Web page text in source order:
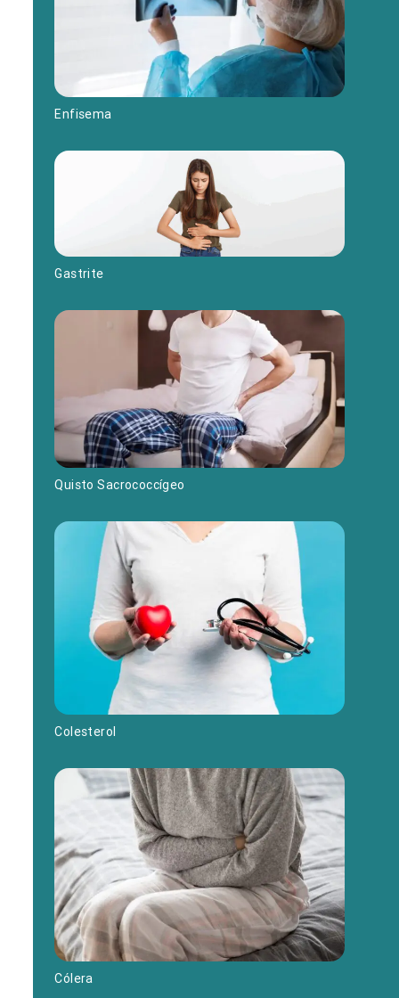
Enfisema
Gastrite
Quisto Sacrococcígeo
Colesterol
Cólera